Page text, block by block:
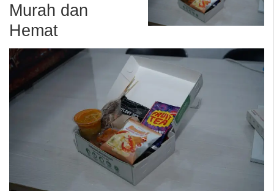
Murah dan
Hemat